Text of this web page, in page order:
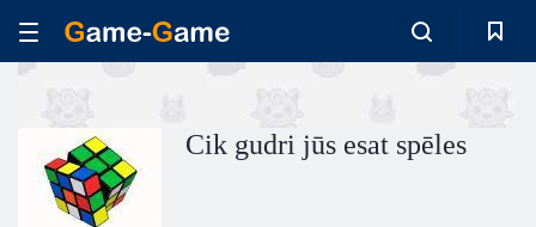
Cik gudri jūs esat spēles